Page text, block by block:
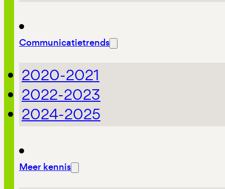
Communicatietrends
2020-2021
2022-2023
2024-2025
Meer kennis